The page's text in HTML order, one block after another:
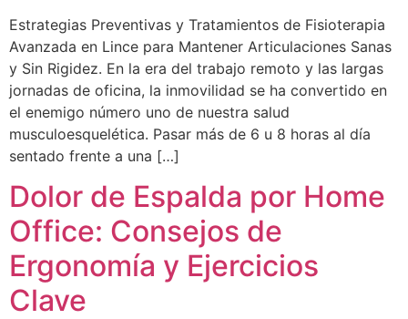
Estrategias Preventivas y Tratamientos de Fisioterapia
Avanzada en Lince para Mantener Articulaciones Sanas
y Sin Rigidez. En la era del trabajo remoto y las largas
jornadas de oficina, la inmovilidad se ha convertido en
el enemigo número uno de nuestra salud
musculoesquelética. Pasar más de 6 u 8 horas al día
sentado frente a una […]
Dolor de Espalda por Home
Office: Consejos de
Ergonomía y Ejercicios
Clave